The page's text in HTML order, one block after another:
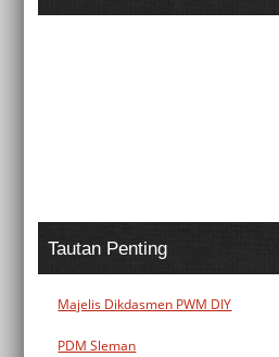
Tautan Penting
Majelis Dikdasmen PWM DIY
PDM Sleman